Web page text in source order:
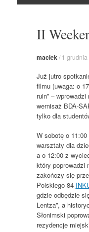
II
maciek / 1 grudnia
Już jutro
filmu (uwaga: o
ruin” –
wernisaż BDA-
tylko dla
W sobotę o
warsztaty dla
a o 12:00 z
który poprowadzi
zakończy się
Polskiego 84
gdzie odbędzie
Lentza”, a
Słonimski
rezydencje